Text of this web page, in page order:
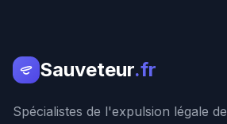
Sauveteur.fr
Spécialistes de l'expulsion légale de